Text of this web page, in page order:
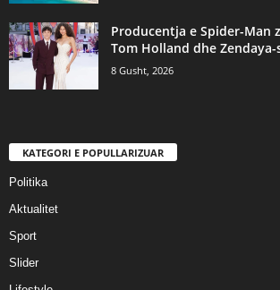
Producentja e Spider-Man
Tom Holland dhe Zendaya-
8 Gusht, 2026
KATEGORI E POPULLARIZUAR
Politika
Aktualitet
Sport
Slider